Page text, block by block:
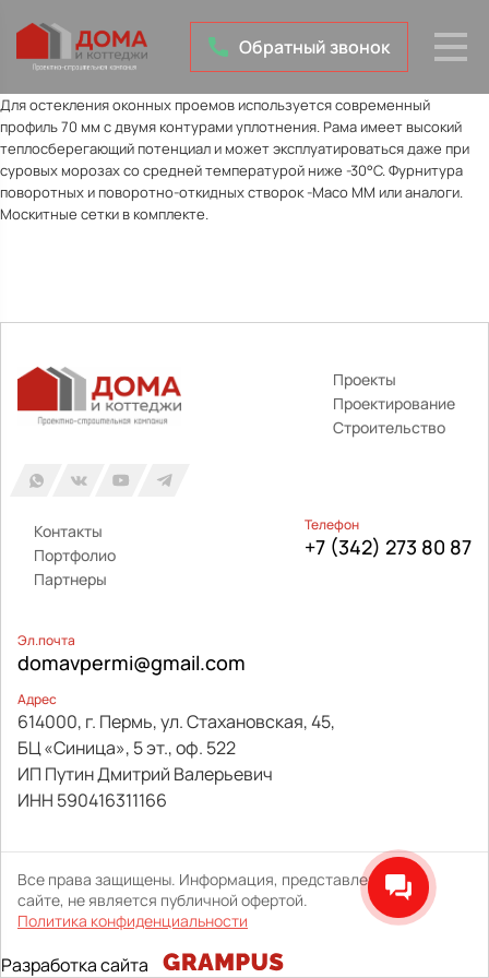
Обратный звонок
Для остекления оконных проемов используется современный
профиль 70 мм с двумя контурами уплотнения. Рама имеет высокий
теплосберегающий потенциал и может эксплуатироваться даже при
суровых морозах со средней температурой ниже -30°С. Фурнитура
поворотных и поворотно-откидных створок -Maco MM или аналоги.
Москитные сетки в комплекте.
Проекты
Проектирование
Строительство
Контакты
Портфолио
Партнеры
Телефон
+7 (342) 273 80 87
Эл.почта
domavpermi@gmail.com
Адрес
614000, г. Пермь, ул. Стахановская, 45,
БЦ «Синица», 5 эт., оф. 522
ИП Путин Дмитрий Валерьевич
ИНН 590416311166
Все права защищены. Информация, представленная на
сайте, не является публичной офертой.
Политика конфиденциальности
Разработка сайта